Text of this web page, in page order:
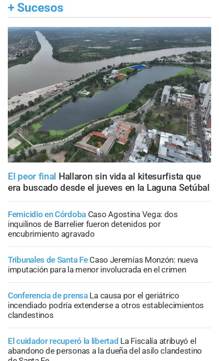
+ Sucesos
El peor final Hallaron sin vida al kitesurfista que
era buscado desde el jueves en la Laguna Setúbal
Femicidio en Córdoba Caso Agostina Vega: dos
inquilinos de Barrelier fueron detenidos por
encubrimiento agravado
Tribunales de Santa Fe Caso Jeremías Monzón: nueva
imputación para la menor involucrada en el crimen
Conferencia de prensa La causa por el geriátrico
incendiado podría extenderse a otros establecimientos
clandestinos
El cuidador recuperó la libertad La Fiscalía atribuyó el
abandono de personas a la dueña del asilo clandestino